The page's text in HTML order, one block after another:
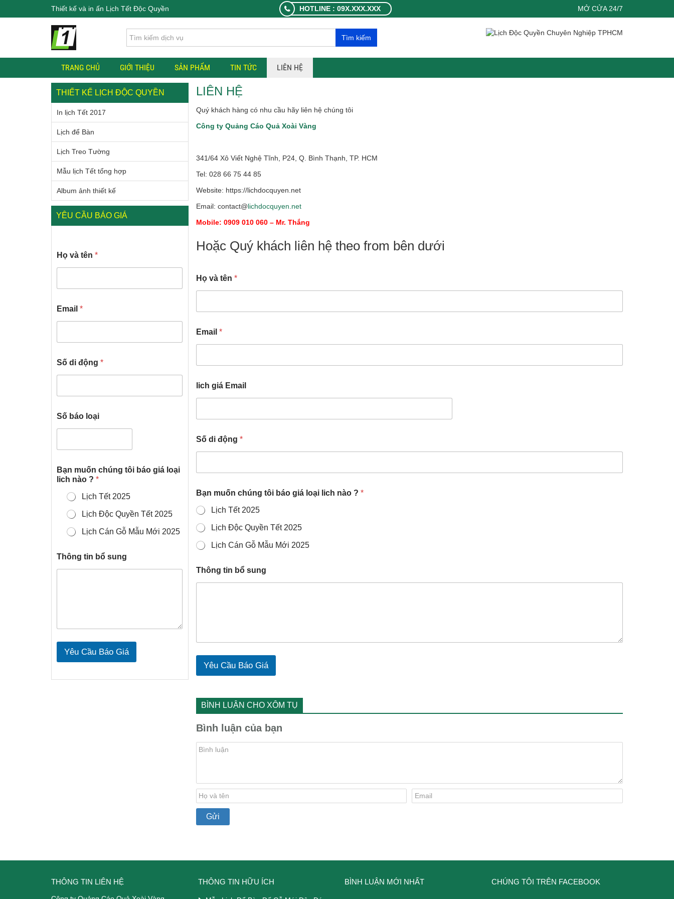
Thiết kế và in ấn Lịch Tết Độc Quyền HOTLINE : 09X.XXX.XXX MỞ CỬA 24/7
Tìm kiếm
TRANG CHỦ GIỚI THIỆU SẢN PHẨM TIN TỨC LIÊN HỆ
LIÊN HỆ
Quý khách hàng có nhu cầu hãy liên hệ chúng tôi
Công ty Quảng Cáo Quả Xoài Vàng
341/64 Xô Viết Nghệ Tĩnh, P24, Q. Bình Thạnh, TP. HCM
Tel: 028 66 75 44 85
Website: https://lichdocquyen.net
Email: contact@lichdocquyen.net
Mobile: 0909 010 060 – Mr. Thắng
Hoặc Quý khách liên hệ theo from bên dưới
Họ và tên *
Email *
lich giá Email
Số di động *
Bạn muốn chúng tôi báo giá loại lich nào ? *
Lịch Tết 2025
Lịch Độc Quyền Tết 2025
Lịch Cán Gỗ Mẫu Mới 2025
Thông tin bổ sung
Yêu Cầu Báo Giá
BÌNH LUẬN CHO XÔM TỤ
Bình luận của bạn
THIẾT KẾ LỊCH ĐỘC QUYỀN
In lịch Tết 2017
Lịch để Bàn
Lịch Treo Tường
Mẫu lịch Tết tổng hợp
Album ảnh thiết kế
YÊU CẦU BÁO GIÁ
Họ và tên *
Email *
Số di động *
Số báo loại
Bạn muốn chúng tôi báo giá loại
lich nào ? *
Lịch Tết 2025
Lịch Độc Quyền Tết 2025
Lịch Cán Gỗ Mẫu Mới 2025
Thông tin bổ sung
Yêu Cầu Báo Giá
THÔNG TIN LIÊN HỆ THÔNG TIN HỮU ÍCH BÌNH LUẬN MỚI NHẤT CHÚNG TÔI TRÊN FACEBOOK